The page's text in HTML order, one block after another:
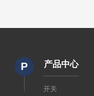
P 产品中心
开关